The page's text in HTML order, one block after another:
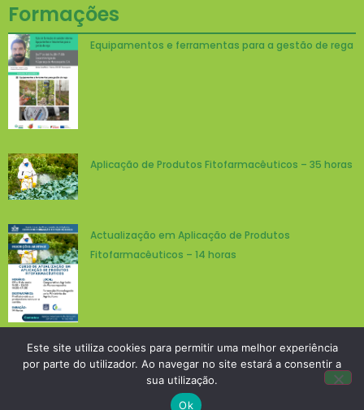
Formações
Equipamentos e ferramentas para a gestão de rega
Aplicação de Produtos Fitofarmacêuticos – 35 horas
Actualização em Aplicação de Produtos
Fitofarmacêuticos – 14 horas
Copyright © 2026 Cooperativa Agrícola “A Esperança” de
Moncarapacho
Este site utiliza cookies para permitir uma melhor experiência
por parte do utilizador. Ao navegar no site estará a consentir a
sua utilização.
Ok